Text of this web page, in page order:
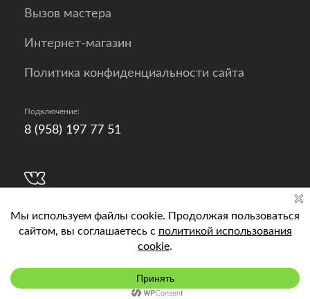
Подключить
Вызов мастера
Интернет-магазин
Политика конфиденциальности сайта
Подключение:
8 (958) 197 77 51
Кислород